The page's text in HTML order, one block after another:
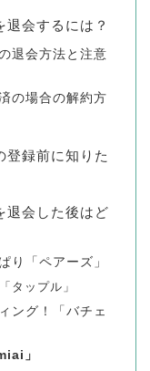
会するには？
退会方法と注意
の場合の解約方
録前に知りた
退会した後はど
り「ペアーズ」
タップル」
ング！「バチェ
」